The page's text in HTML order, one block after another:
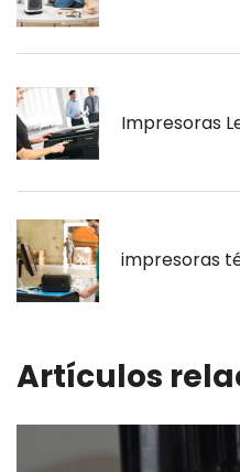
Impresoras
impresoras
Artículos